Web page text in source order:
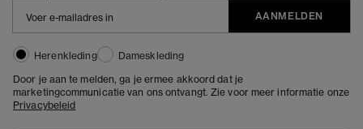
AANMELDEN
Herenkleding
Dameskleding
Door je aan te melden, ga je ermee akkoord dat je
marketingcommunicatie van ons ontvangt. Zie voor meer informatie onze
Privacybeleid